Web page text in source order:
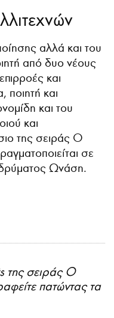
αλλά και του
από δυο νέους
και
ποιητή και
και του
και
της σειράς Ο
σε
Ωνάση.
της σειράς Ο
πατώντας τα